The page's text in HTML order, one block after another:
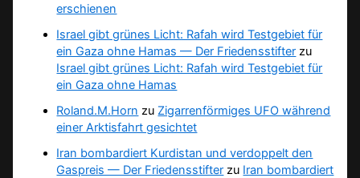
erschienen
Israel gibt grünes Licht: Rafah wird Testgebiet für
ein Gaza ohne Hamas — Der Friedensstifter zu
Israel gibt grünes Licht: Rafah wird Testgebiet für
ein Gaza ohne Hamas
Roland.M.Horn zu Zigarrenförmiges UFO während
einer Arktisfahrt gesichtet
Iran bombardiert Kurdistan und verdoppelt den
Gaspreis — Der Friedensstifter zu Iran bombardiert